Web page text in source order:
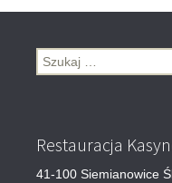
wpisu
Szukaj:
Restauracja
41-100 Siemianowice